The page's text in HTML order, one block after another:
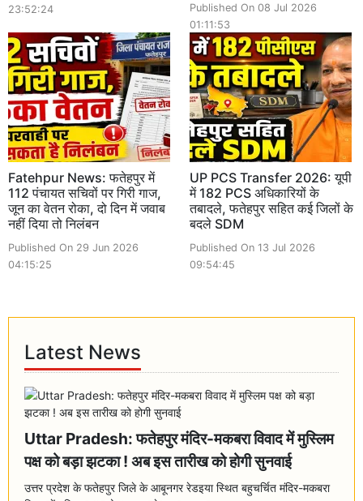
23:52:24
Published On 08 Jul 2026
01:11:53
Fatehpur News: फतेहपुर में
112 पंचायत सचिवों पर गिरी गाज,
जून का वेतन रोका, दो दिन में जवाब
नहीं दिया तो निलंबन
Published On 29 Jun 2026
04:15:25
UP PCS Transfer 2026: यूपी
में 182 PCS अधिकारियों के
तबादले, फतेहपुर सहित कई जिलों के
बदले SDM
Published On 13 Jul 2026
09:54:45
Latest News
Uttar Pradesh: फतेहपुर मंदिर-मकबरा विवाद में मुस्लिम
पक्ष को बड़ा झटका ! अब इस तारीख को होगी सुनवाई
उत्तर प्रदेश के फतेहपुर जिले के आबूनगर रेडइया स्थित बहुचर्चित मंदिर-मकबरा